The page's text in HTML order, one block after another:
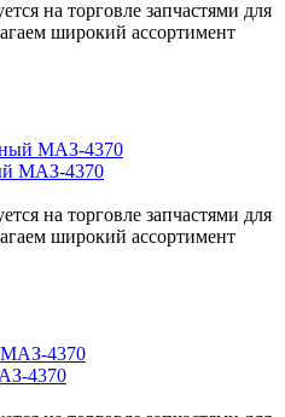
на торговле запчастями для
широкий ассортимент
МАЗ-4370
на торговле запчастями для
широкий ассортимент
4370